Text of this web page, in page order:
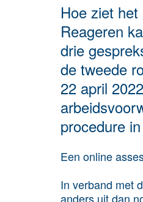
Hoe ziet
Reageren
drie
de tweede
22 april
procedure
Een online
In verband met
anders uit dan